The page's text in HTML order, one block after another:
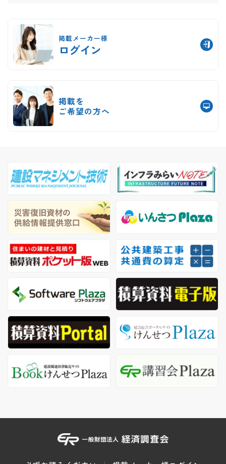
掲載メーカー様
ログイン
掲載を
ご希望の方へ